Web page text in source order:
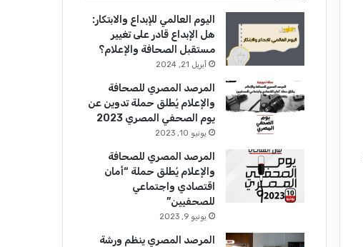
اليوم العالمي للإبداع والابتكار:
هل الإبداع قادر على تغيير
مستقبل الصحافة والإعلام؟
أبريل 21, 2024
المرصد المصري للصحافة
والإعلام يُطلق حملة تدوين عن
يوم الصحفي المصري 2023
يونيو 10, 2023
المرصد المصري للصحافة
والإعلام يُطلق حملة “أمان
اقتصادي واجتماعي
للصحفيين”
يونيو 9, 2023
المرصد المصري ينظم ورشة